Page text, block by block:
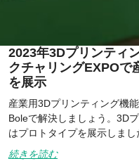
2023年3Dプリンティ
クチャリングEXPOで
を展示
産業用3Dプリンティング機
Boleで解決しましょう。3D
はプロトタイプを展示しまし
続きを読む